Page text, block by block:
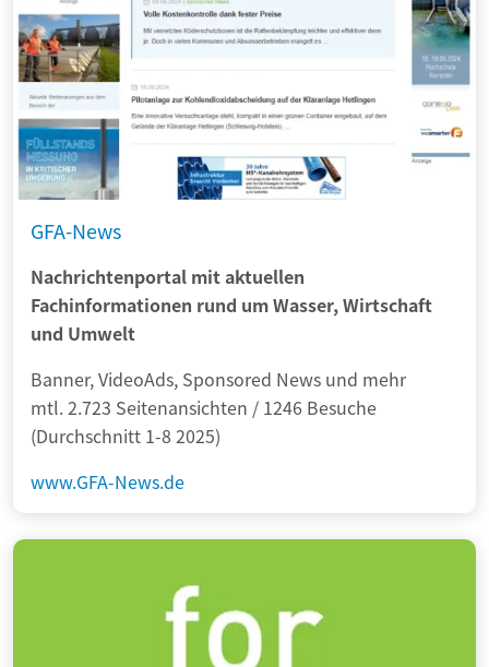
GFA-News
Nachrichtenportal mit aktuellen
Fachinformationen rund um Wasser, Wirtschaft
und Umwelt
Banner, VideoAds, Sponsored News und mehr
mtl. 2.723 Seitenansichten / 1246 Besuche
(Durchschnitt 1-8 2025)
www.GFA-News.de